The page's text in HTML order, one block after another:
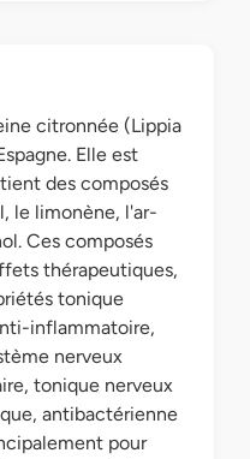
citronnée (Lippia
Elle est
des composés
le limonène, l'ar-
Ces composés
thérapeutiques,
tonique
inflammatoire,
nerveux
tonique nerveux
antibactérienne
pour